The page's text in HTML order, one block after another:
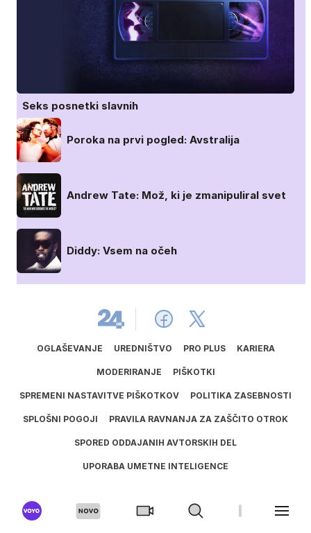
Seks posnetki slavnih
Poroka na prvi pogled: Avstralija
Andrew Tate: Mož, ki je zmanipuliral svet
Diddy: Vsem na očeh
OGLAŠEVANJE UREDNIŠTVO PRO PLUS KARIERA
MODERIRANJE PIŠKOTKI
SPREMENI NASTAVITVE PIŠKOTKOV POLITIKA ZASEBNOSTI
SPLOŠNI POGOJI PRAVILA RAVNANJA ZA ZAŠČITO OTROK
SPORED ODDAJANIH AVTORSKIH DEL
UPORABA UMETNE INTELIGENCE
1581‑3711
© 2025